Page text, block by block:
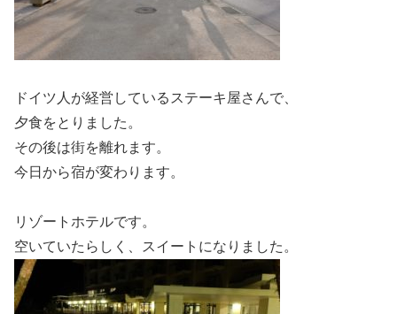
ドイツ人が経営しているステーキ屋さんで、
夕食をとりました。
その後は街を離れます。
今日から宿が変わります。
リゾートホテルです。
空いていたらしく、スイートになりました。